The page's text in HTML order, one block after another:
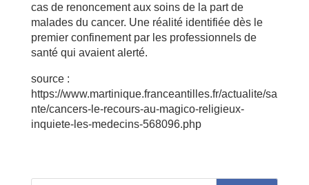
cas de renoncement aux soins de la part de
malades du cancer. Une réalité identifiée dès le
premier confinement par les professionnels de
santé qui avaient alerté.
source :
https://www.martinique.franceantilles.fr/actualite/sa
nte/cancers-le-recours-au-magico-religieux-
inquiete-les-medecins-568096.php